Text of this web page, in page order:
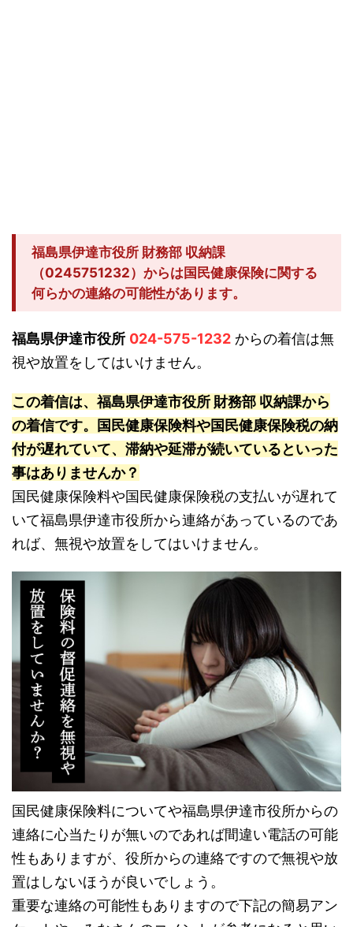
福島県伊達市役所 財務部 収納課
（0245751232）からは国民健康保険に関する
何らかの連絡の可能性があります。
福島県伊達市役所 024-575-1232 からの着信は無
視や放置をしてはいけません。
この着信は、福島県伊達市役所 財務部 収納課から
の着信です。国民健康保険料や国民健康保険税の納
付が遅れていて、滞納や延滞が続いているといった
事はありませんか？
国民健康保険料や国民健康保険税の支払いが遅れて
いて福島県伊達市役所から連絡があっているのであ
れば、無視や放置をしてはいけません。
国民健康保険料についてや福島県伊達市役所からの
連絡に心当たりが無いのであれば間違い電話の可能
性もありますが、役所からの連絡ですので無視や放
置はしないほうが良いでしょう。
重要な連絡の可能性もありますので下記の簡易アン